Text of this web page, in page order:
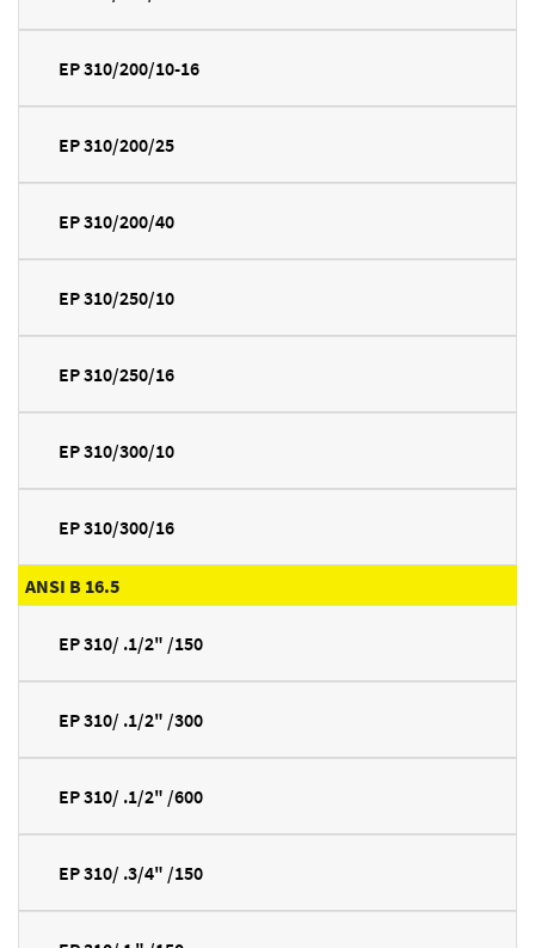
EP 310/200/10-16
EP 310/200/25
EP 310/200/40
EP 310/250/10
EP 310/250/16
EP 310/300/10
EP 310/300/16
ANSI B 16.5
EP 310/ .1/2" /150
EP 310/ .1/2" /300
EP 310/ .1/2" /600
EP 310/ .3/4" /150